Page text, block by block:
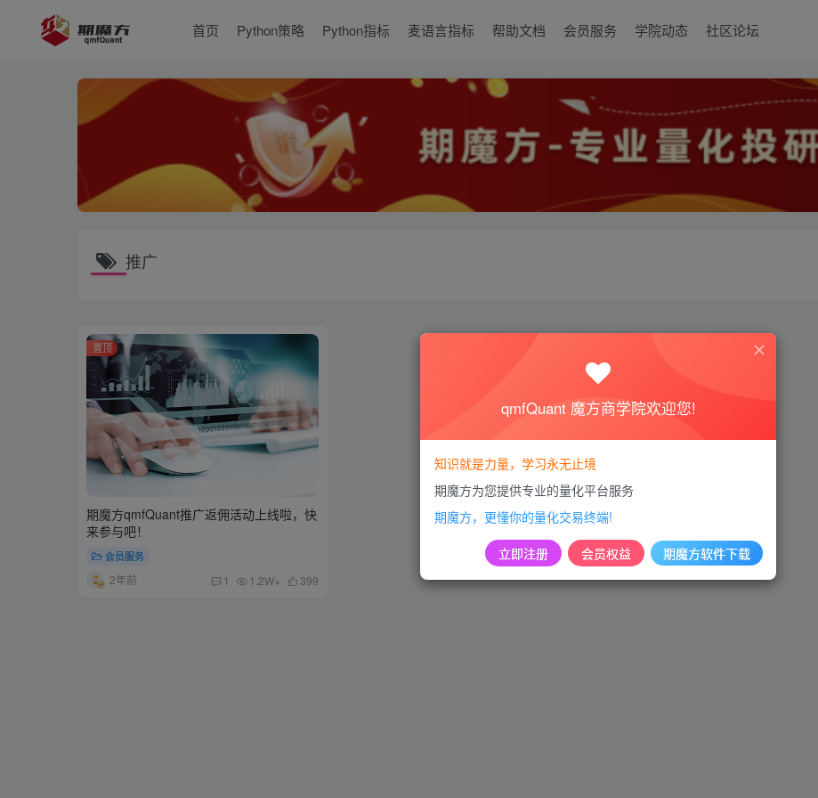
首页 Python策略 Python指标 麦语言指标 帮助文档 会员服务 学院动态 社区论坛
推广
置顶
期魔方qmfQuant推广返佣活动上线啦，快
来参与吧！
会员服务
2年前 1 1.2W+ 399
qmfQuant 魔方商学院欢迎您!
知识就是力量，学习永无止境
期魔方为您提供专业的量化平台服务
期魔方，更懂你的量化交易终端!
立即注册 会员权益 期魔方软件下载